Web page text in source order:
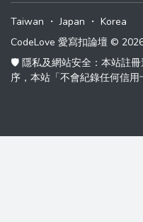
Taiwan ・Japan ・ Korea
CodeLove 愛寫扣論壇 ©
🛡️ 隱私及網站安全：本站註
序，本站「不會紀錄任何信用